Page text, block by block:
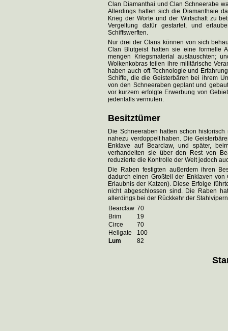
Clan Diamanthai und Clan Schneerabe
Allerdings hatten sich die Diamanthaie
Krieg der Worte und der Wirtschaft zu
Vergeltung dafür gestartet, und
Schiffswerften.
Nur drei der Clans können von sich
Clan Blutgeist hatten sie eine formelle
mengen Kriegsmaterial austauschten;
Wolkenkobras teilen ihre militärische
haben auch oft Technologie und
Schiffe, die die Geisterbären bei ihrem
von den Schneeraben geplant und
vor kurzem erfolgte Erwerbung von
jedenfalls vermuten.
Besitztümer
Die Schneeraben hatten schon
nahezu verdoppelt haben. Die
Enklave auf Bearclaw, und später,
verhandelten sie über den Rest von
reduzierte die Kontrolle der Welt jedoch
Die Raben festigten außerdem ihren
dadurch einen Großteil der Enklaven
Erlaubnis der Katzen). Diese Erfolge
nicht abgeschlossen sind. Die Raben
allerdings bei der Rückkehr der
Bearclaw 70
Brim
19
Circe
70
Hellgate
100
Lum
82